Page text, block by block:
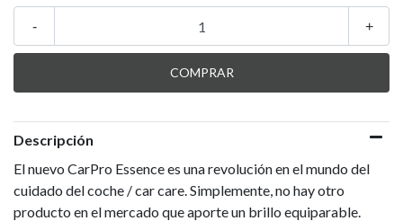
+
-
Descripción
El nuevo CarPro Essence es una revolución en el mundo del
cuidado del coche / car care. Simplemente, no hay otro
producto en el mercado que aporte un brillo equiparable.